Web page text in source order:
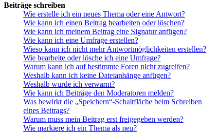
Beiträge schreiben
Wie erstelle ich ein neues Thema oder eine Antwort?
Wie kann ich einen Beitrag bearbeiten oder löschen?
Wie kann ich meinem Beitrag eine Signatur anfügen?
Wie kann ich eine Umfrage erstellen?
Wieso kann ich nicht mehr Antwortmöglichkeiten erstellen?
Wie bearbeite oder lösche ich eine Umfrage?
Warum kann ich auf bestimmte Foren nicht zugreifen?
Weshalb kann ich keine Dateianhänge anfügen?
Weshalb wurde ich verwarnt?
Wie kann ich Beiträge den Moderatoren melden?
Was bewirkt die „Speichern“-Schaltfläche beim Schreiben
eines Beitrags?
Warum muss mein Beitrag erst freigegeben werden?
Wie markiere ich ein Thema als neu?